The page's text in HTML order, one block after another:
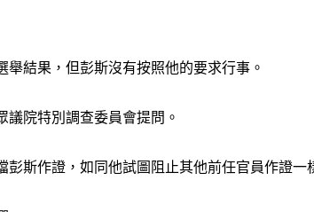
結果，但彭斯沒有按照他的要求行事。
院特別調查委員會提問。
彭斯作證，如同他試圖阻止其他前任官員作證一